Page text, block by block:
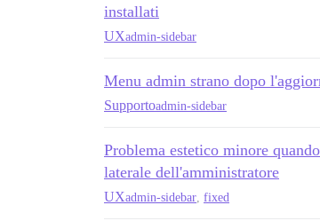
installati
UXadmin-sidebar
Menu admin strano dopo
Supportoadmin-sidebar
Problema estetico minore
laterale dell'amministratore
UXadmin-sidebar fixed